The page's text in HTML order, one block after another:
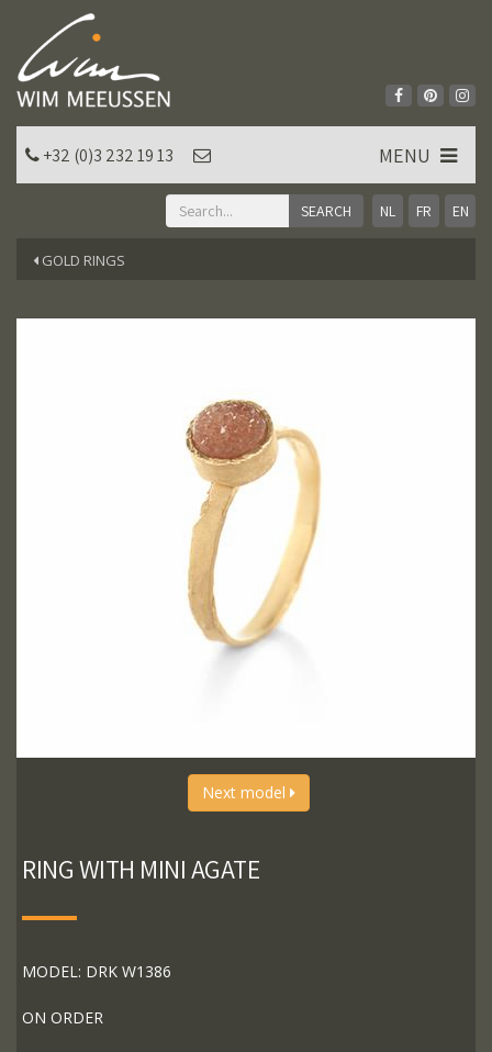
NL FR EN
+32 (0)3 232 19 13 MENU
GOLD RINGS
Next model
RING WITH MINI AGATE
MODEL: DRK W1386
ON ORDER